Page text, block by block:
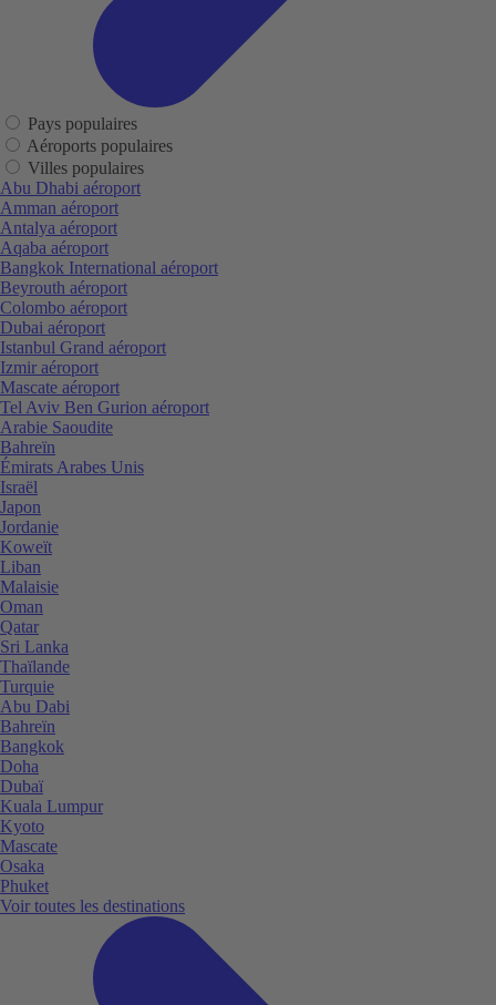
Pays populaires
Aéroports populaires
Villes populaires
Abu Dhabi aéroport
Amman aéroport
Antalya aéroport
Aqaba aéroport
Bangkok International aéroport
Beyrouth aéroport
Colombo aéroport
Dubai aéroport
Istanbul Grand aéroport
Izmir aéroport
Mascate aéroport
Tel Aviv Ben Gurion aéroport
Arabie Saoudite
Bahreïn
Émirats Arabes Unis
Israël
Japon
Jordanie
Koweït
Liban
Malaisie
Oman
Qatar
Sri Lanka
Thaïlande
Turquie
Abu Dabi
Bahreïn
Bangkok
Doha
Dubaï
Kuala Lumpur
Kyoto
Mascate
Osaka
Phuket
Voir toutes les destinations